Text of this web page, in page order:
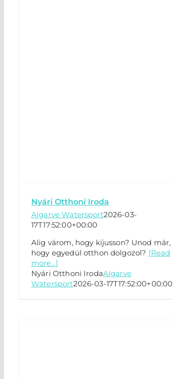
Nyári Otthoni Iroda
Algarve Watersport2026-03-
17T17:52:00+00:00
Alig várom, hogy kijusson? Unod már,
hogy egyedül otthon dolgozol? [Read
more...]
Nyári Otthoni IrodaAlgarve
Watersport2026-03-17T17:52:00+00:00